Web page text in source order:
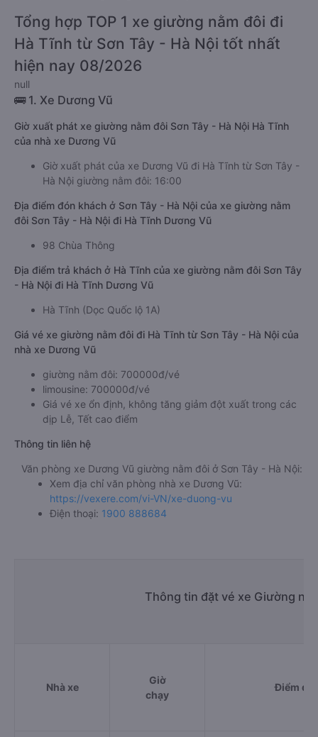
Tổng hợp TOP 1 xe giường nằm đôi đi
Hà Tĩnh từ Sơn Tây - Hà Nội tốt nhất
hiện nay 08/2026
null
🚌 1. Xe Dương Vũ
Giờ xuất phát xe giường nằm đôi Sơn Tây - Hà Nội Hà Tĩnh
của nhà xe Dương Vũ
Giờ xuất phát của xe Dương Vũ đi Hà Tĩnh từ Sơn Tây -
Hà Nội giường nằm đôi: 16:00
Địa điểm đón khách ở Sơn Tây - Hà Nội của xe giường nằm
đôi Sơn Tây - Hà Nội đi Hà Tĩnh Dương Vũ
98 Chùa Thông
Địa điểm trả khách ở Hà Tĩnh của xe giường nằm đôi Sơn Tây
- Hà Nội đi Hà Tĩnh Dương Vũ
Hà Tĩnh (Dọc Quốc lộ 1A)
Giá vé xe giường nằm đôi đi Hà Tĩnh từ Sơn Tây - Hà Nội của
nhà xe Dương Vũ
giường nằm đôi: 700000đ/vé
limousine: 700000đ/vé
Giá vé xe ổn định, không tăng giảm đột xuất trong các
dịp Lễ, Tết cao điểm
Thông tin liên hệ
Văn phòng xe Dương Vũ giường nằm đôi ở Sơn Tây - Hà Nội:
Xem địa chỉ văn phòng nhà xe Dương Vũ:
https://vexere.com/vi-VN/xe-duong-vu
Điện thoại: 1900 888684
Thông tin đặt vé xe Giường
Nhà xe
Giờ
chạy
Điểm đi